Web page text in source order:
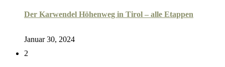
Der Karwendel Höhenweg in Tirol – alle Etappen
Januar 30, 2024
2